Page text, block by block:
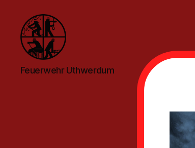
Feuerwehr
Uthwerdum
Feuerwehr Uthwerdum